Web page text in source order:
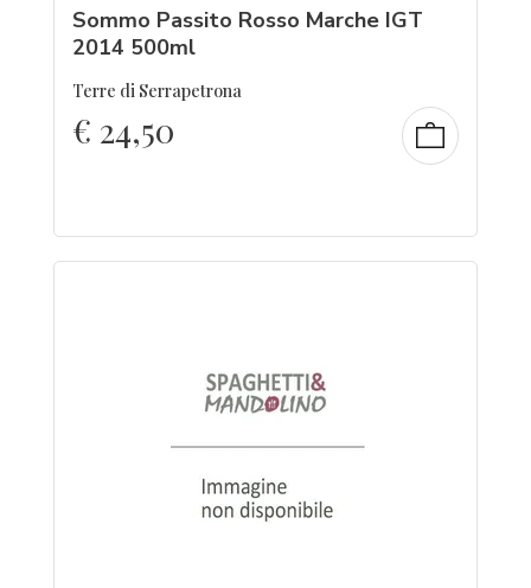
Sommo Passito Rosso Marche IGT
2014 500ml
Terre di Serrapetrona
€ 24,50